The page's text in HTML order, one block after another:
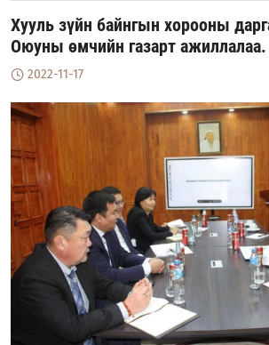
Хууль зүйн байнгын хорооны
Оюуны өмчийн газарт ажиллалаа.
2022-11-17